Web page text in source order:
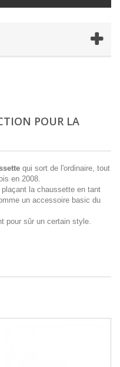
POUR LA
qui sort de l'ordinaire, tout
en 2008.
la chaussette en tant
un accessoire basic du
pour sûr un certain style.